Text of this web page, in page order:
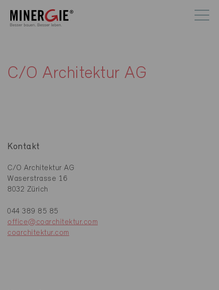
C/O Architektur AG
Kontakt
C/O Architektur AG
Waserstrasse 16
8032 Zürich
044 389 85 85
office@coarchitektur.com
coarchitektur.com